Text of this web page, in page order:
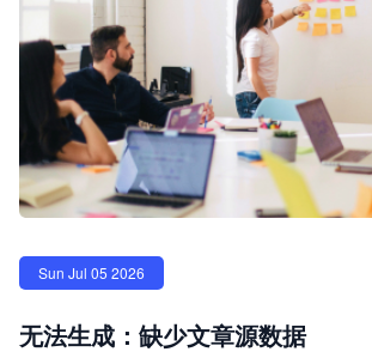
Sun Jul 05 2026
无法生成：缺少文章源数据